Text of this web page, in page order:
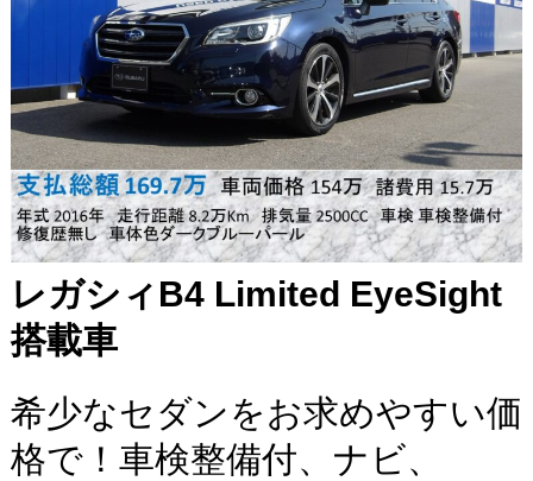
レガシィB4 Limited EyeSight
搭載車
希少なセダンをお求めやすい価
格で！車検整備付、ナビ、